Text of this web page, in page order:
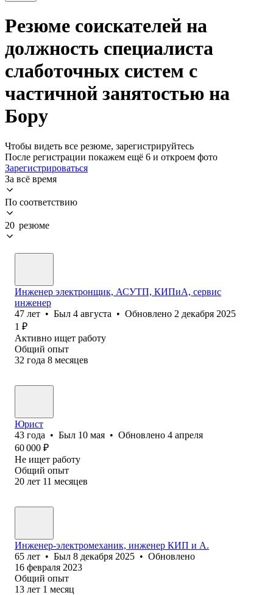
Резюме соискателей на
должность специалиста
слаботочных систем с
частичной занятостью на
Бору
Чтобы видеть все резюме, зарегистрируйтесь
После регистрации покажем ещё 6 и откроем фото
Зарегистрироваться
За всё время
По соответствию
20 резюме
Инженер электронщик, АСУТП, КИПиА, сервис
инженер
47 лет • Был 4 августа • Обновлено 2 декабря 2025
1 ₽
Активно ищет работу
Общий опыт
32 года 8 месяцев
Юрист
43 года • Был 10 мая • Обновлено 4 апреля
60 000 ₽
Не ищет работу
Общий опыт
20 лет 11 месяцев
Инженер-электромеханик, инженер КИП и А.
65 лет • Был 8 декабря 2025 • Обновлено
16 февраля 2023
Общий опыт
13 лет 1 месяц